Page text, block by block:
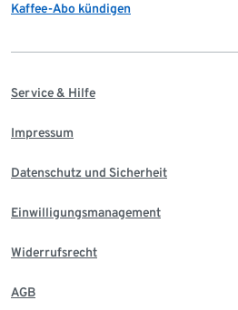
Kaffee-Abo kündigen
Service & Hilfe
Impressum
Datenschutz und Sicherheit
Einwilligungsmanagement
Widerrufsrecht
AGB